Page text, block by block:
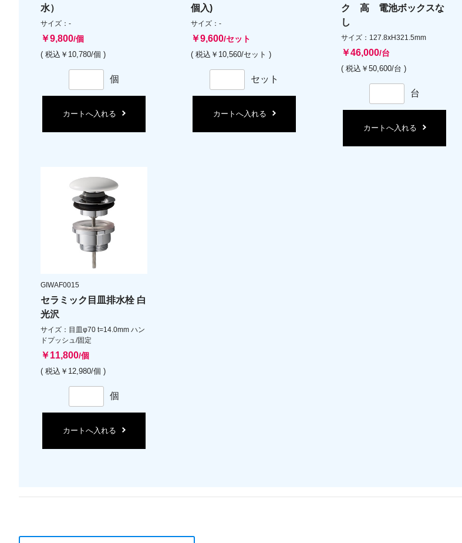
水）
サイズ：-
￥9,800/個
( 税込￥10,780/個 )
個
カートへ入れる
個入)
サイズ：-
￥9,600/セット
( 税込￥10,560/セット )
セット
カートへ入れる
ク 高 電池ボックスな
し
サイズ：127.8xH321.5mm
￥46,000/台
( 税込￥50,600/台 )
台
カートへ入れる
GIWAF0015
セラミック目皿排水栓 白
光沢
サイズ：目皿φ70 t=14.0mm ハン
ドプッシュ/固定
￥11,800/個
( 税込￥12,980/個 )
個
カートへ入れる